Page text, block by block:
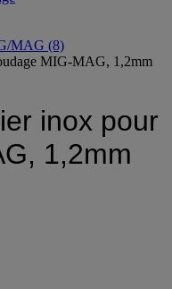
MAG (8)
MIG-MAG, 1,2mm
inox pour
1,2mm